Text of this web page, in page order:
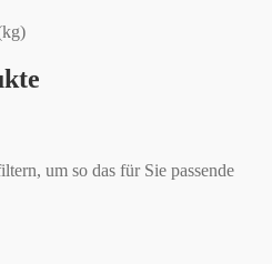
um so das für Sie passende